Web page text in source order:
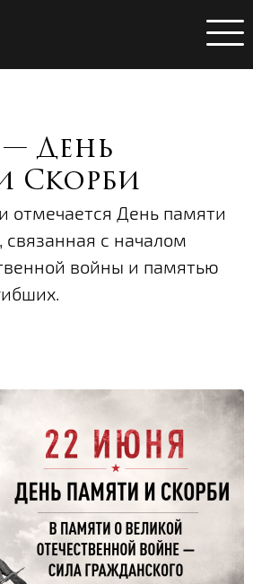
День
Скорби
отмечается День памяти
с началом
войны и памятью